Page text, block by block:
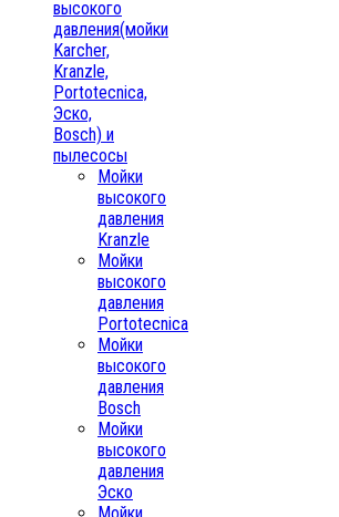
высокого
давления(мойки
Karcher,
Kranzle,
Portotecnica,
Эско,
Bosch) и
пылесосы
Мойки
высокого
давления
Kranzle
Мойки
высокого
давления
Portotecnica
Мойки
высокого
давления
Bosch
Мойки
высокого
давления
Эско